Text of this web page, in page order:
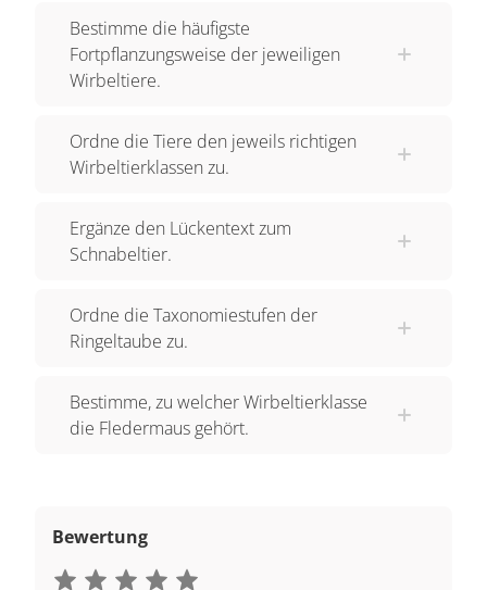
Bestimme die häufigste
Fortpflanzungsweise der jeweiligen
Wirbeltiere.
Ordne die Tiere den jeweils richtigen
Wirbeltierklassen zu.
Ergänze den Lückentext zum
Schnabeltier.
Ordne die Taxonomiestufen der
Ringeltaube zu.
Bestimme, zu welcher Wirbeltierklasse
die Fledermaus gehört.
Bewertung